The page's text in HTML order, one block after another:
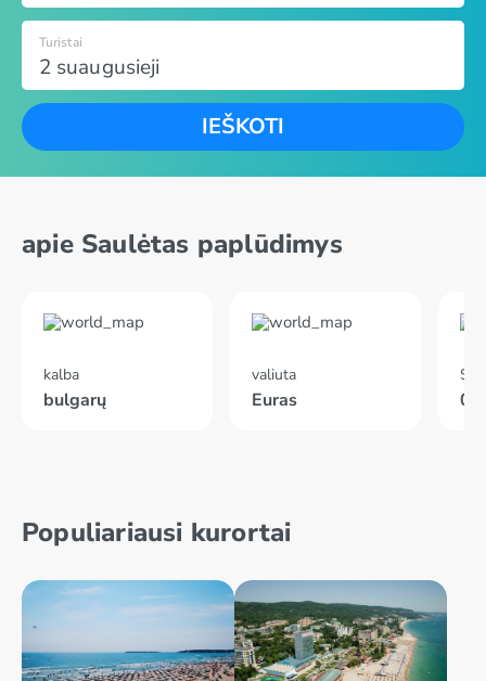
2 suaugusieji
Turistai
IEŠKOTI
apie Saulėtas paplūdimys
kalba
bulgarų
valiuta
Euras
Populiariausi kurortai